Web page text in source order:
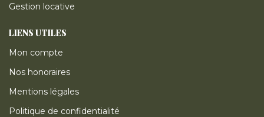
Gestion locative
LIENS UTILES
Mon compte
Nos honoraires
Mentions légales
Politique de confidentialité